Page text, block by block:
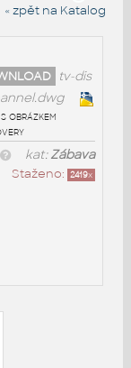
« zpět na Katalog
tv-dis
obrázkem
kat:Zábava
Staženo: 2419x